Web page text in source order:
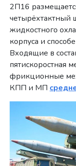
2П16
четырёхтактный
жидкостного
корпуса и
Входящие в
пятискоростная
фрикционные
КПП и МП